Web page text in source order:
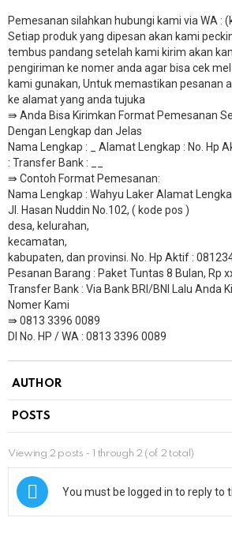
Pemesanan silahkan hubungi kami via WA :
Setiap produk yang dipesan akan kami
tembus pandang setelah kami kirim akan
pengiriman ke nomer anda agar bisa cek
kami gunakan, Untuk memastikan pesanan
ke alamat yang anda tujuka
⇛ Anda Bisa Kirimkan Format Pemesanan
Dengan Lengkap dan Jelas
Nama Lengkap : _ Alamat Lengkap : No. Hp
: Transfer Bank : __
​⇛ Contoh Format Pemesanan:
Nama Lengkap : Wahyu Laker Alamat
Jl. Hasan Nuddin No.102, ( kode pos )
desa, kelurahan,
kecamatan,
kabupaten, dan provinsi. No. Hp Aktif :
Pesanan Barang : Paket Tuntas 8 Bulan, Rp
​Transfer Bank : Via Bank BRI/BNI Lalu Anda
Nomer Kami
⇛ 0813 3396 0089
DI No. HP / WA : 0813 3396 0089
AUTHOR
POSTS
Viewing 2 posts - 1 through 2 (of 2 total)
You must be logged in to reply to